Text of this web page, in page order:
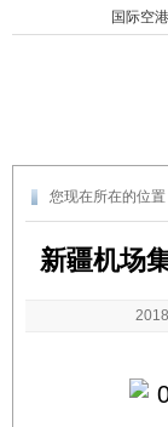
国际空
您现在所在的位置
新疆机场